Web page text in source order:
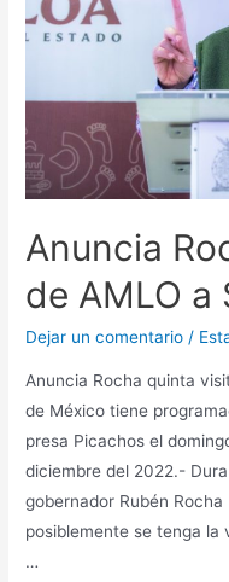
Anuncia
de AMLO a
Dejar un comentario /
Anuncia Rocha quinta
de México tiene
presa Picachos el
diciembre del 2022.-
gobernador Rubén
posiblemente se tenga la
…